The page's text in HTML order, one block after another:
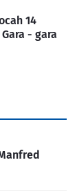
14
- gara